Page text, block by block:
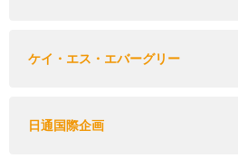
ケイ・エス・エバーグリー
日通国際企画